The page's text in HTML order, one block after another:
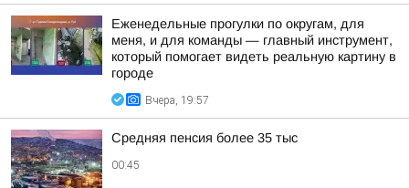
Еженедельные прогулки по округам, для
меня, и для команды — главный инструмент,
который помогает видеть реальную картину в
городе
Вчера, 19:57
Средняя пенсия более 35 тыс
00:45